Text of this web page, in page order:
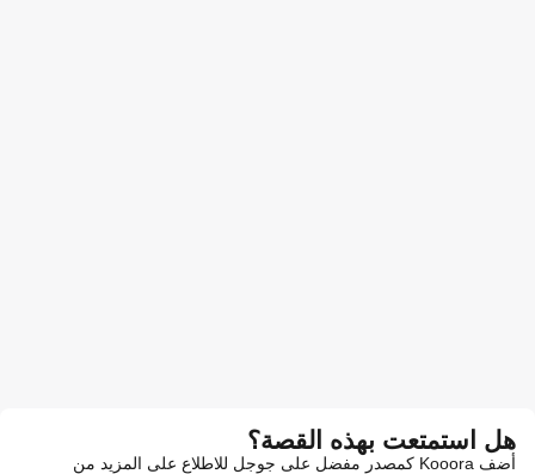
هل استمتعت بهذه القصة؟
أضف Kooora كمصدر مفضل على جوجل للاطلاع على المزيد من